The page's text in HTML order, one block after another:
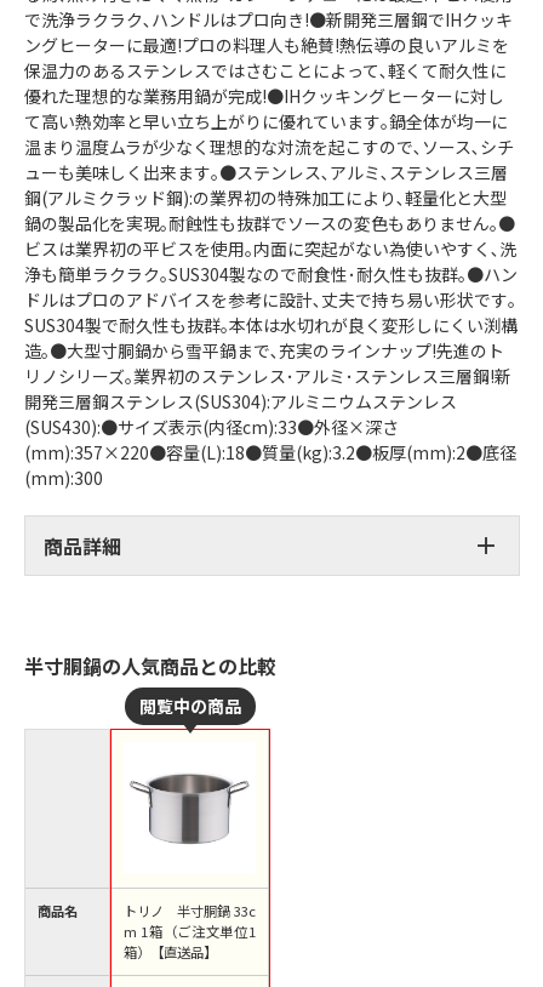
で洗浄ラクラク､ハンドルはプロ向き!●新開発三層鋼でIHクッキ
ングヒーターに最適!プロの料理人も絶賛!熱伝導の良いアルミを
保温力のあるステンレスではさむことによって､軽くて耐久性に
優れた理想的な業務用鍋が完成!●IHクッキングヒーターに対し
て高い熱効率と早い立ち上がりに優れています｡鍋全体が均一に
温まり温度ムラが少なく理想的な対流を起こすので､ソース､シチ
ューも美味しく出来ます｡●ステンレス､アルミ､ステンレス三層
鋼(アルミクラッド鋼):の業界初の特殊加工により､軽量化と大型
鍋の製品化を実現｡耐蝕性も抜群でソースの変色もありません｡●
ビスは業界初の平ビスを使用｡内面に突起がない為使いやすく､洗
浄も簡単ラクラク｡SUS304製なので耐食性･耐久性も抜群｡●ハン
ドルはプロのアドバイスを参考に設計､丈夫で持ち易い形状です｡
SUS304製で耐久性も抜群｡本体は水切れが良く変形しにくい渕構
造｡●大型寸胴鍋から雪平鍋まで､充実のラインナップ!先進のト
リノシリーズ｡業界初のステンレス･アルミ･ステンレス三層鋼!新
開発三層鋼ステンレス(SUS304):アルミニウムステンレス
(SUS430):●サイズ表示(内径cm):33●外径×深さ
(mm):357×220●容量(L):18●質量(kg):3.2●板厚(mm):2●底径
(mm):300
商品詳細
半寸胴鍋の人気商品との比較
商品名
トリノ 半寸胴鍋 33c
m 1箱（ご注文単位1
箱）【直送品】